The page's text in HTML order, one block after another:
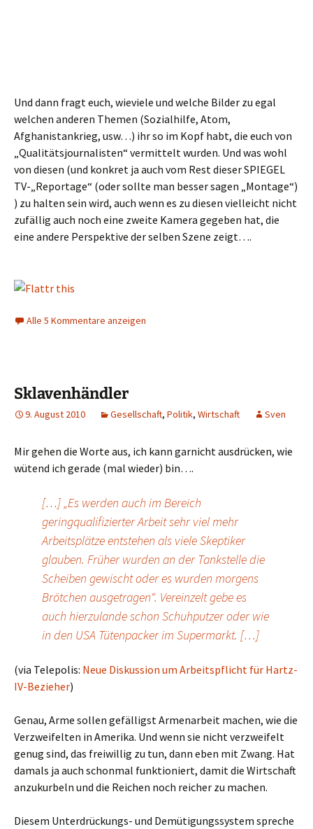
Und dann fragt euch, wieviele und welche Bilder zu egal
welchen anderen Themen (Sozialhilfe, Atom,
Afghanistankrieg, usw…) ihr so im Kopf habt, die euch von
„Qualitätsjournalisten“ vermittelt wurden. Und was wohl
von diesen (und konkret ja auch vom Rest dieser SPIEGEL
TV-„Reportage“ (oder sollte man besser sagen „Montage“)
) zu halten sein wird, auch wenn es zu diesen vielleicht nicht
zufällig auch noch eine zweite Kamera gegeben hat, die
eine andere Perspektive der selben Szene zeigt….
Alle 5 Kommentare anzeigen
Sklavenhändler
9. August 2010 Gesellschaft, Politik, Wirtschaft Sven
Mir gehen die Worte aus, ich kann garnicht ausdrücken, wie
wütend ich gerade (mal wieder) bin….
[…] „Es werden auch im Bereich
geringqualifizierter Arbeit sehr viel mehr
Arbeitsplätze entstehen als viele Skeptiker
glauben. Früher wurden an der Tankstelle die
Scheiben gewischt oder es wurden morgens
Brötchen ausgetragen“. Vereinzelt gebe es
auch hierzulande schon Schuhputzer oder wie
in den USA Tütenpacker im Supermarkt. […]
(via Telepolis: Neue Diskussion um Arbeitspflicht für Hartz-
IV-Bezieher)
Genau, Arme sollen gefälligst Armenarbeit machen, wie die
Verzweifelten in Amerika. Und wenn sie nicht verzweifelt
genug sind, das freiwillig zu tun, dann eben mit Zwang. Hat
damals ja auch schonmal funktioniert, damit die Wirtschaft
anzukurbeln und die Reichen noch reicher zu machen.
Diesem Unterdrückungs- und Demütigungssystem spreche